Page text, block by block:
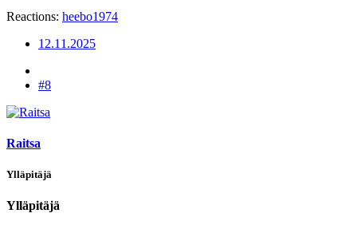
Reactions: heebo1974
12.11.2025
#8
Raitsa
Ylläpitäjä
Ylläpitäjä